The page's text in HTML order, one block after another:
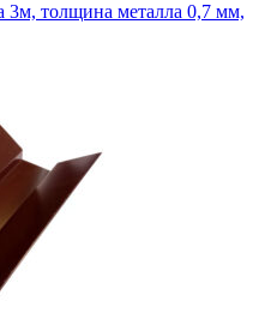
3м, толщина металла 0,7 мм,